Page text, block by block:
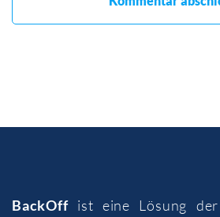
BackOffist eine Lösung der